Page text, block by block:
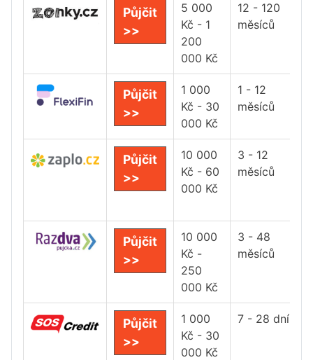
Půjčit
>>
5 000
Kč - 1
200
000 Kč
12 - 120
měsíců
Půjčit
>>
1 000
Kč - 30
000 Kč
1 - 12
měsíců
Půjčit
>>
10 000
Kč - 60
000 Kč
3 - 12
měsíců
Půjčit
>>
10 000
Kč -
250
000 Kč
3 - 48
měsíců
Půjčit
>>
1 000
Kč - 30
000 Kč
7 - 28 dní